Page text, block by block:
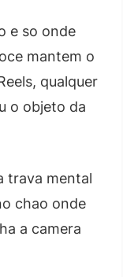
e so onde
mantem o
qualquer
o objeto da
trava mental
chao onde
a camera